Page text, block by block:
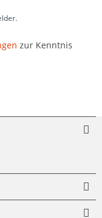
zur Kenntnis